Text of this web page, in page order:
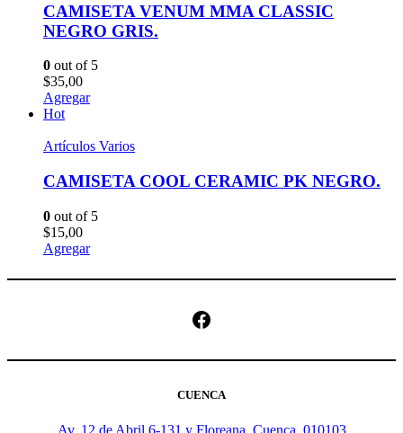
CAMISETA VENUM MMA CLASSIC
NEGRO GRIS.
0 out of 5
$35,00
Agregar
Hot
Artículos Varios
CAMISETA COOL CERAMIC PK NEGRO.
0 out of 5
$15,00
Agregar
Facebook
CUENCA